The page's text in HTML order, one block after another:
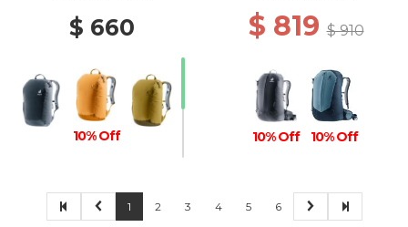
$ 660
10% Off
$ 819$ 910
10% Off 10% Off
1 2 3 4 5 6